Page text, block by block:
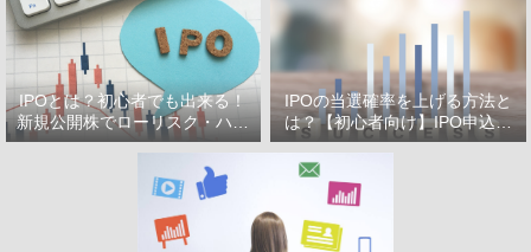
IPOとは？初心者でも出来る！
新規公開株でローリスク・ハイ
リターン投資をはじめよう！
IPOの当選確率を上げる方法と
は？【初心者向け】IPO申込で
選ぶべき証券会社